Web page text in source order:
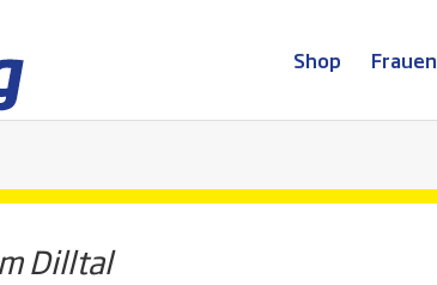
Shop Frauen
Dilltal